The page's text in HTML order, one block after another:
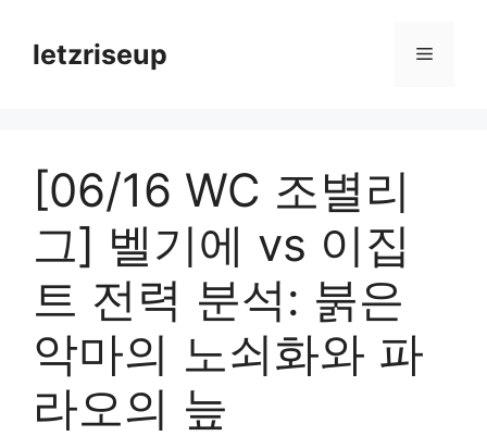
letzriseup 메
[06/16 WC 조별리
그] 벨기에 vs 이집
트 전력 분석: 붉은
악마의 노쇠화와 파
라오의 늪